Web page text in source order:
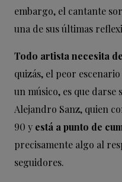
embargo, el cantante
una de sus últimas
Todo artista necesita
quizás, el peor
un músico, es que darse
Alejandro Sanz, quien
90 y está a punto de
precisamente algo al
seguidores.